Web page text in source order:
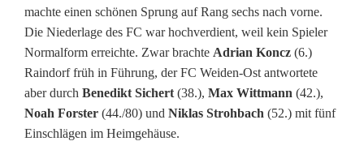
d
e
r
B
e
machte einen schönen Sprung auf Rang sechs nach vorne.
Die Niederlage des FC war hochverdient, weil kein Spieler
Normalform erreichte. Zwar brachte Adrian Koncz (6.)
Raindorf früh in Führung, der FC Weiden-Ost antwortete
aber durch Benedikt Sichert (38.), Max Wittmann (42.),
Noah Forster (44./80) und Niklas Strohbach (52.) mit fünf
Einschlägen im Heimgehäuse.